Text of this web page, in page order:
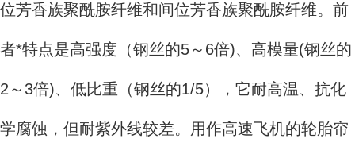
位芳香族聚酰胺纤维和间位芳香族聚酰胺纤维。前
者*特点是高强度（钢丝的5～6倍)、高模量(钢丝的
2～3倍)、低比重（钢丝的1/5），它耐高温、抗化
学腐蚀，但耐紫外线较差。用作高速飞机的轮胎帘